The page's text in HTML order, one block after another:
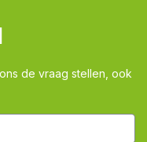
de vraag stellen, ook